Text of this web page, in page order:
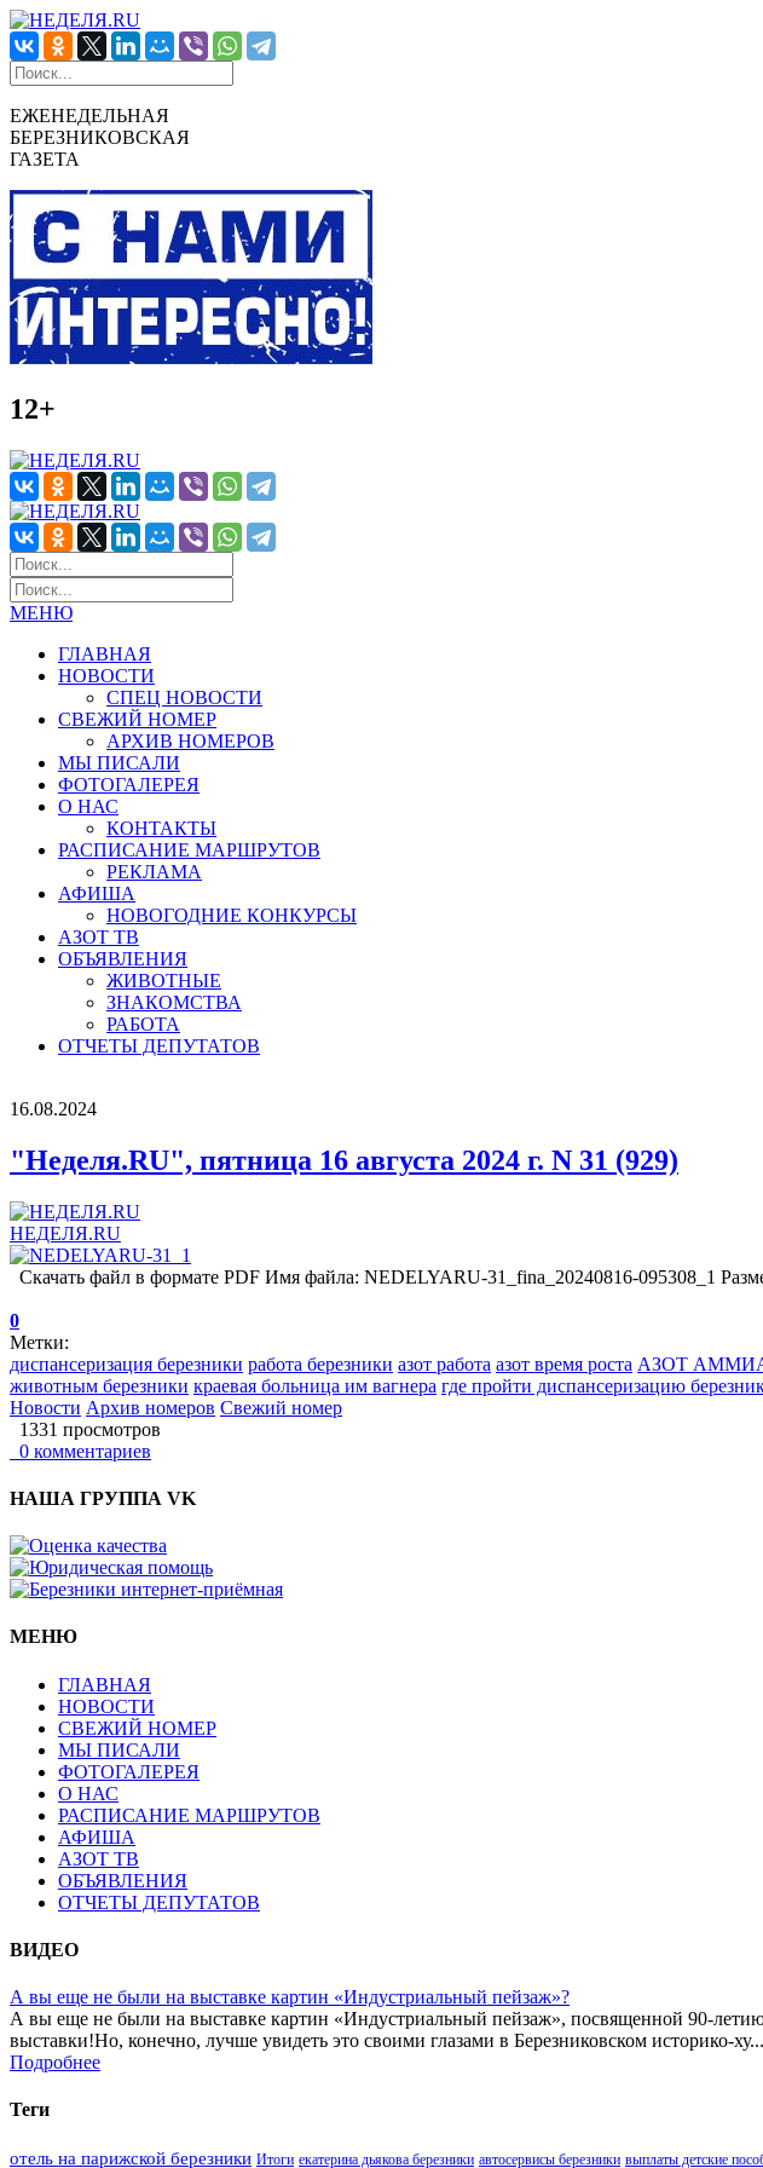
ЕЖЕНЕДЕЛЬНАЯ
БЕРЕЗНИКОВСКАЯ
ГАЗЕТА
12+
МЕНЮ
ГЛАВНАЯ
НОВОСТИ
СПЕЦ НОВОСТИ
СВЕЖИЙ НОМЕР
АРХИВ НОМЕРОВ
МЫ ПИСАЛИ
ФОТОГАЛЕРЕЯ
О НАС
КОНТАКТЫ
РАСПИСАНИЕ МАРШРУТОВ
РЕКЛАМА
АФИША
НОВОГОДНИЕ КОНКУРСЫ
АЗОТ ТВ
ОБЪЯВЛЕНИЯ
ЖИВОТНЫЕ
ЗНАКОМСТВА
РАБОТА
ОТЧЕТЫ ДЕПУТАТОВ
16.08.2024
"Неделя.RU", пятница 16 августа 2024 г. N 31 (929)
НЕДЕЛЯ.RU
Скачать файл в формате PDF Имя файла: NEDELYARU-31_fina_20240816-095308_1
0
Метки:
диспансеризация березники работа березники азот работа азот время роста АЗОТ
животным березники краевая больница им вагнера где пройти диспансеризацию
Новости Архив номеров Свежий номер
1331 просмотров
0 комментариев
НАША ГРУППА VK
МЕНЮ
ГЛАВНАЯ
НОВОСТИ
СВЕЖИЙ НОМЕР
МЫ ПИСАЛИ
ФОТОГАЛЕРЕЯ
О НАС
РАСПИСАНИЕ МАРШРУТОВ
АФИША
АЗОТ ТВ
ОБЪЯВЛЕНИЯ
ОТЧЕТЫ ДЕПУТАТОВ
ВИДЕО
А вы еще не были на выставке картин «Индустриальный пейзаж»?
А вы еще не были на выставке картин «Индустриальный пейзаж», посвященной 90-
выставки!Но, конечно, лучше увидеть это своими глазами в Березниковском историко-ху...
Подробнее
Теги
отель на парижской березники Итоги екатерина дьякова березники автосервисы березники выплаты детские